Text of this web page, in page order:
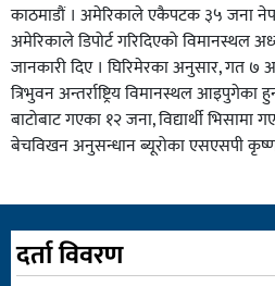
काठमाडौं । अमेरिकाले एकैपटक ३५ जना
अमेरिकाले डिपोर्ट गरिदिएको विमानस्थल
जानकारी दिए । घिरिमेरका अनुसार, गत
त्रिभुवन अन्तर्राष्ट्रिय विमानस्थल आइपुगेका
बाटोबाट गएका १२ जना, विद्यार्थी
बेचविखन अनुसन्धान ब्यूरोका एसएसपी
दर्ता विवरण